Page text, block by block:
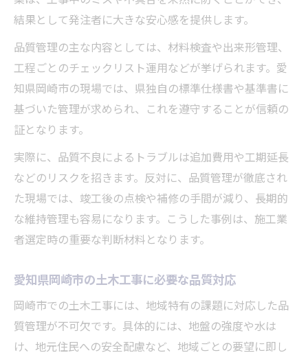
土木工事の施工会社比較時に見るべき点
土木工事会社の評判と実績の調べ方
施工管理体制が整った土木工事会社とは
土木工事の企業評価に必要な視点
土木工事会社の評価基準と確認ポイント
企業の安定性を見極める土木工事の視点
土木工事の経営事項審査データの活用法
口コミや評価で選ぶ土木工事会社の信頼性
岡崎市の土木工事企業評価で重視すべき点
結果として発注者に大きな安心感を提供します。
品質管理の主な内容としては、材料検査や出来形管理、
工程ごとのチェックリスト運用などが挙げられます。愛
知県岡崎市の現場では、県独自の標準仕様書や基準書に
基づいた管理が求められ、これを遵守することが信頼の
証となります。
実際に、品質不良によるトラブルは追加費用や工期延長
などのリスクを招きます。反対に、品質管理が徹底され
た現場では、竣工後の点検や補修の手間が減り、長期的
な維持管理も容易になります。こうした事例は、施工業
者選定時の重要な判断材料となります。
愛知県岡崎市の土木工事に必要な品質対応
岡崎市での土木工事には、地域特有の課題に対応した品
質管理が不可欠です。具体的には、地盤の強度や水は
け、地元住民への安全配慮など、地域ごとの要望に即し